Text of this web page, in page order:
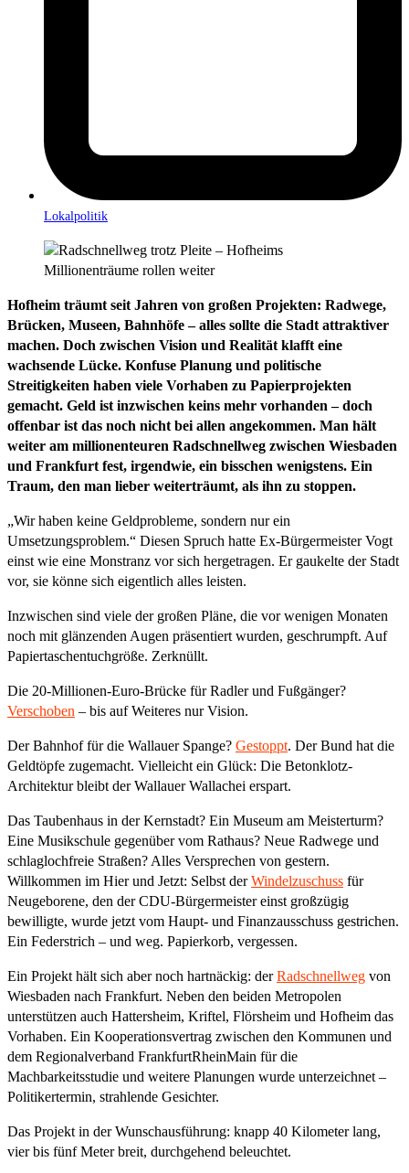
Lokalpolitik
Hofheim träumt seit Jahren von großen Projekten: Radwege,
Brücken, Museen, Bahnhöfe – alles sollte die Stadt attraktiver
machen. Doch zwischen Vision und Realität klafft eine
wachsende Lücke. Konfuse Planung und politische
Streitigkeiten haben viele Vorhaben zu Papierprojekten
gemacht. Geld ist inzwischen keins mehr vorhanden – doch
offenbar ist das noch nicht bei allen angekommen. Man hält
weiter am millionenteuren Radschnellweg zwischen Wiesbaden
und Frankfurt fest, irgendwie, ein bisschen wenigstens. Ein
Traum, den man lieber weiterträumt, als ihn zu stoppen.
„Wir haben keine Geldprobleme, sondern nur ein
Umsetzungsproblem.“ Diesen Spruch hatte Ex-Bürgermeister Vogt
einst wie eine Monstranz vor sich hergetragen. Er gaukelte der Stadt
vor, sie könne sich eigentlich alles leisten.
Inzwischen sind viele der großen Pläne, die vor wenigen Monaten
noch mit glänzenden Augen präsentiert wurden, geschrumpft. Auf
Papiertaschentuchgröße. Zerknüllt.
Die 20-Millionen-Euro-Brücke für Radler und Fußgänger?
Verschoben – bis auf Weiteres nur Vision.
Der Bahnhof für die Wallauer Spange? Gestoppt. Der Bund hat die
Geldtöpfe zugemacht. Vielleicht ein Glück: Die Betonklotz-
Architektur bleibt der Wallauer Wallachei erspart.
Das Taubenhaus in der Kernstadt? Ein Museum am Meisterturm?
Eine Musikschule gegenüber vom Rathaus? Neue Radwege und
schlaglochfreie Straßen? Alles Versprechen von gestern.
Willkommen im Hier und Jetzt: Selbst derWindelzuschuss für
Neugeborene, den der CDU-Bürgermeister einst großzügig
bewilligte, wurde jetzt vom Haupt- und Finanzausschuss gestrichen.
Ein Federstrich – und weg. Papierkorb, vergessen.
Ein Projekt hält sich aber noch hartnäckig: derRadschnellweg von
Wiesbaden nach Frankfurt. Neben den beiden Metropolen
unterstützen auch Hattersheim, Kriftel, Flörsheim und Hofheim das
Vorhaben. Ein Kooperationsvertrag zwischen den Kommunen und
dem Regionalverband FrankfurtRheinMain für die
Machbarkeitsstudie und weitere Planungen wurde unterzeichnet –
Politikertermin, strahlende Gesichter.
Das Projekt in der Wunschausführung: knapp 40 Kilometer lang,
vier bis fünf Meter breit, durchgehend beleuchtet.